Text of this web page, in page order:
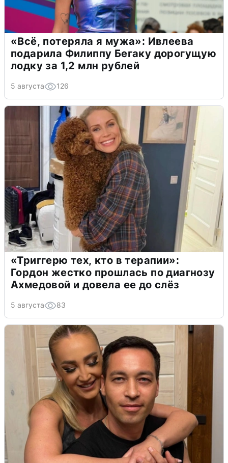
«Всё, потеряла я мужа»: Ивлеева
подарила Филиппу Бегаку дорогущую
лодку за 1,2 млн рублей
5 августа 126
«Триггерю тех, кто в терапии»:
Гордон жестко прошлась по диагнозу
Ахмедовой и довела ее до слёз
5 августа 83